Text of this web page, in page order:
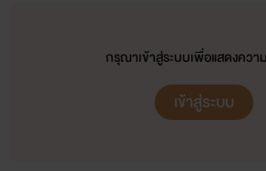
กรุณาเข้าสู่ระบบเพื่อแสดงควา
เข้าสู่ระบบ